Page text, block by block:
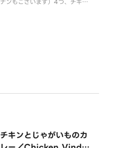
チキンとじゃがいものカ